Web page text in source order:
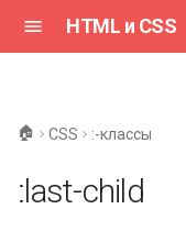
HTML и CSS
ц
🏠 CSS :-классы
:last-child